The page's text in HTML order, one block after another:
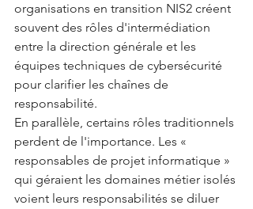
organisations en transition NIS2 créent
souvent des rôles d'intermédiation
entre la direction générale et les
équipes techniques de cybersécurité
pour clarifier les chaînes de
responsabilité.
En parallèle, certains rôles traditionnels
perdent de l'importance. Les «
responsables de projet informatique »
qui géraient les domaines métier isolés
voient leurs responsabilités se diluer